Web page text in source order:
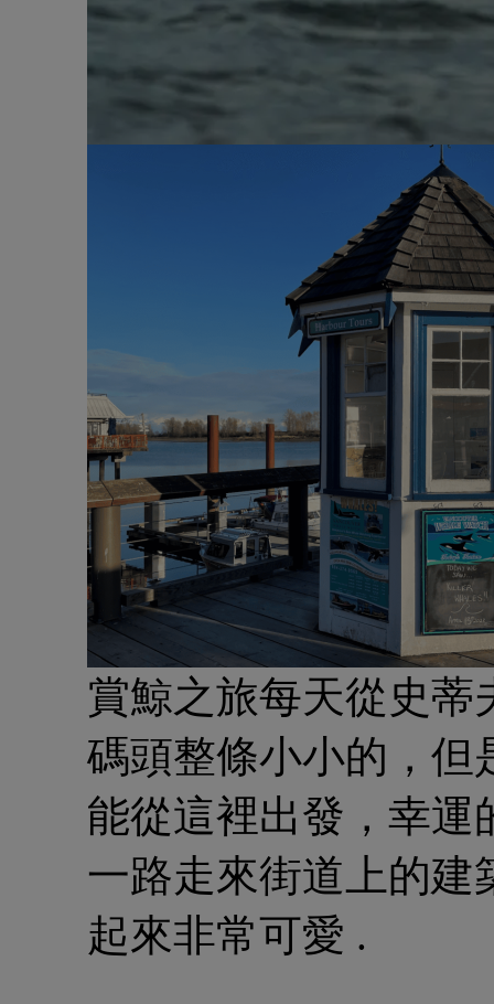
賞鯨之旅每天從史蒂
碼頭整條小小的，但
能從這裡出發，幸運
一路走來街道上的建
起來非常可愛 .